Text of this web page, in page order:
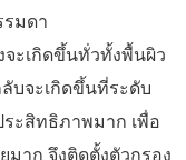
รมดา
ะเกิดขึ้นทั่วทั้งพื้นผิว
บจะเกิดขึ้นที่ระดับ
ะสิทธิภาพมาก เพื่อ
มาก จึงติดตั้งตัวกรอง